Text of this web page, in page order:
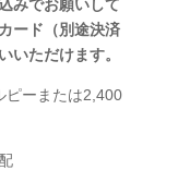
みでお願いして
ード（別途決済
いただけます。
ピーまたは2,400